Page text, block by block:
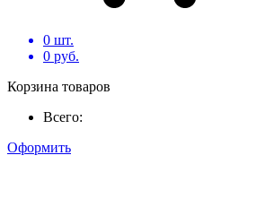
0 шт.
0 руб.
Корзина товаров
Всего:
Оформить